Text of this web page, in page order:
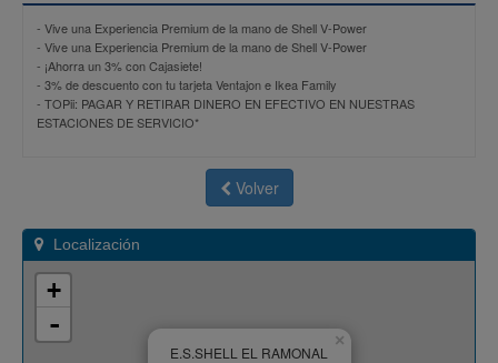
- Vive una Experiencia Premium de la mano de Shell V-Power
- Vive una Experiencia Premium de la mano de Shell V-Power
- ¡Ahorra un 3% con Cajasiete!
- 3% de descuento con tu tarjeta Ventajon e Ikea Family
- TOPii: PAGAR Y RETIRAR DINERO EN EFECTIVO EN NUESTRAS
ESTACIONES DE SERVICIO*
Volver
Localización
×
E.S.SHELL EL RAMONAL
+
-